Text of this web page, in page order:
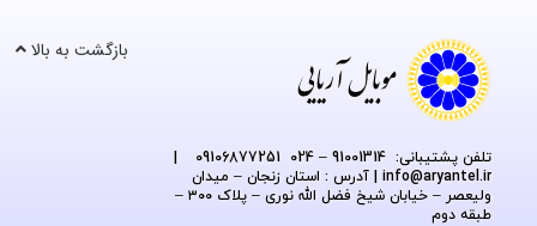
تلفن پشتیبانی: 91001314 – 024 09106877251
info@aryantel.ir
| آدرس : استان زنجان – میدان
ولیعصر – خیابان شیخ فضل الله نوری – پلاک ۳۰۰ –
طبقه دوم
بازگشت به بالا